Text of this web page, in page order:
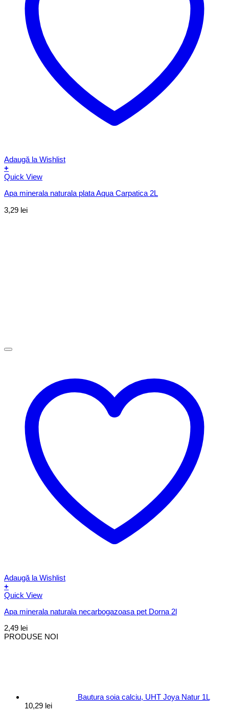
Adaugă la Wishlist
+
Quick View
Apa minerala naturala plata Aqua Carpatica 2L
3,29 lei
Adaugă la Wishlist
+
Quick View
Apa minerala naturala necarbogazoasa pet Dorna 2l
2,49 lei
PRODUSE NOI
Bautura soia calciu, UHT Joya Natur 1L
10,29 lei